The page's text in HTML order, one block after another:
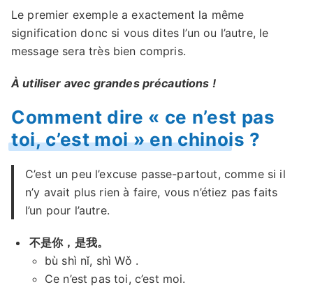
Le premier exemple a exactement la même
signification donc si vous dites l’un ou l’autre, le
message sera très bien compris.
À utiliser avec grandes précautions !
Comment dire « ce n’est pas
toi, c’est moi » en chinois ?
C’est un peu l’excuse passe-partout, comme si il
n’y avait plus rien à faire, vous n’étiez pas faits
l’un pour l’autre.
不是你，是我。
bù shì nǐ, shì Wǒ .
Ce n’est pas toi, c’est moi.